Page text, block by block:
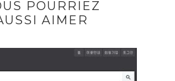
POURRIEZ
AIMER